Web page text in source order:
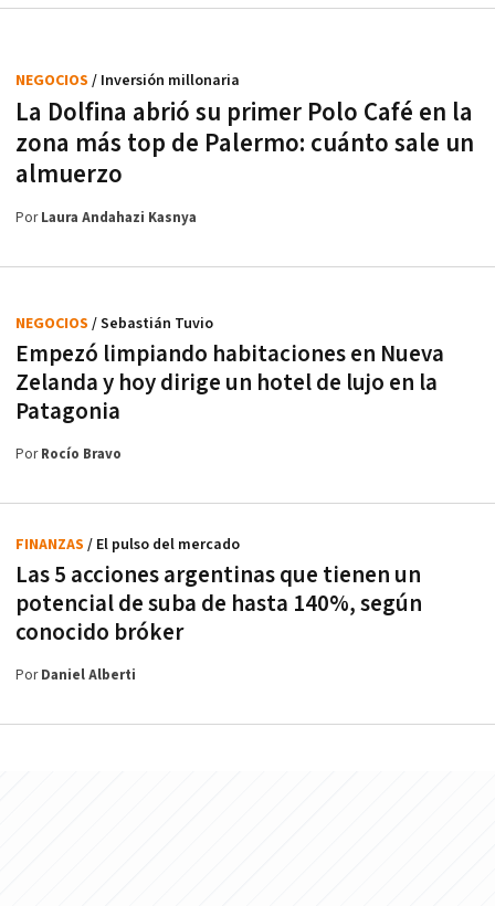
La Dolfina abrió su primer Polo Café en la
zona más top de Palermo: cuánto sale un
almuerzo
NEGOCIOS / Inversión millonaria
PorLaura Andahazi Kasnya
Empezó limpiando habitaciones en Nueva
Zelanda y hoy dirige un hotel de lujo en la
Patagonia
NEGOCIOS / Sebastián Tuvio
PorRocío Bravo
Las 5 acciones argentinas que tienen un
potencial de suba de hasta 140%, según
conocido bróker
FINANZAS / El pulso del mercado
PorDaniel Alberti